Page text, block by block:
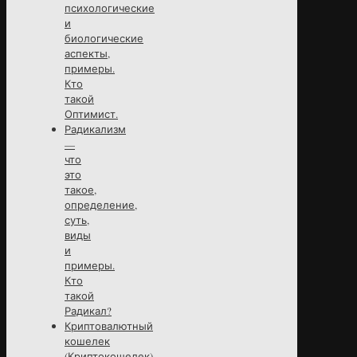
психологические
и
биологические
аспекты,
примеры.
Кто
такой
Оптимист.
Радикализм
—
что
это
такое,
определение,
суть,
виды
и
примеры.
Кто
такой
Радикал?
Криптовалютный
кошелек